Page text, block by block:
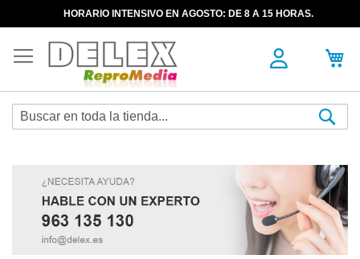
HORARIO INTENSIVO EN AGOSTO: DE 8 A 15 HORAS.